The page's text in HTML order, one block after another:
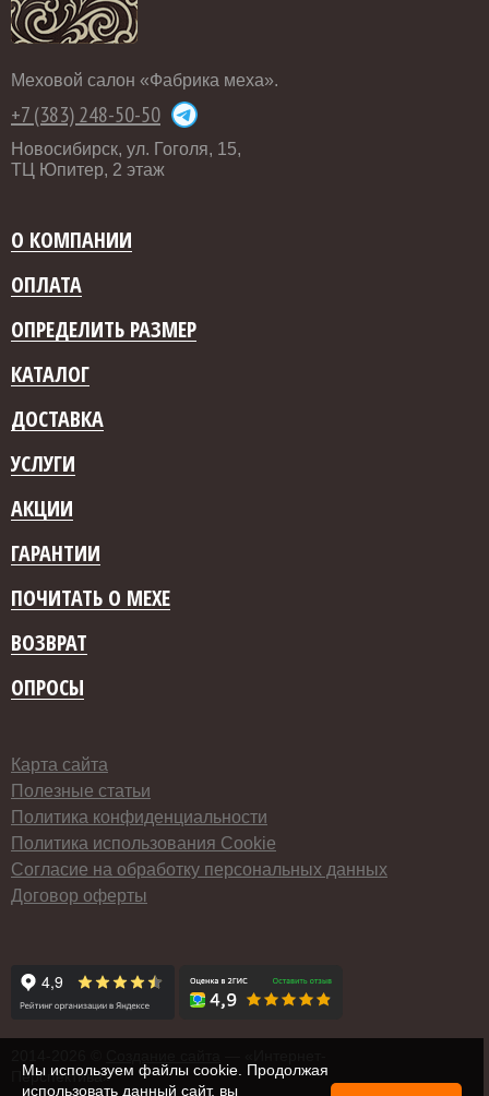
Меховой салон «Фабрика меха».
+7 (383) 248-50-50
Новосибирск, ул. Гоголя, 15,
ТЦ Юпитер, 2 этаж
О КОМПАНИИ
ОПЛАТА
ОПРЕДЕЛИТЬ РАЗМЕР
КАТАЛОГ
ДОСТАВКА
УСЛУГИ
АКЦИИ
ГАРАНТИИ
ПОЧИТАТЬ О МЕХЕ
ВОЗВРАТ
ОПРОСЫ
Карта сайта
Полезные статьи
Политика конфиденциальности
Политика использования Cookie
Согласие на обработку персональных данных
Договор оферты
Перспектива»
Мы используем файлы cookie. Продолжая
использовать данный сайт, вы